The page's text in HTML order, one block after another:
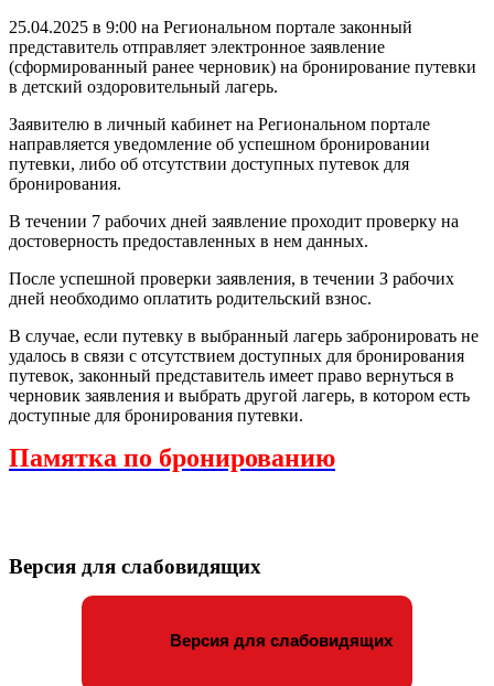
25.04.2025 в 9:00 на Региональном портале законный
представитель отправляет электронное заявление
(сформированный ранее черновик) на бронирование путевки
в детский оздоровительный лагерь.
Заявителю в личный кабинет на Региональном портале
направляется уведомление об успешном бронировании
путевки, либо об отсутствии доступных путевок для
бронирования.
В течении 7 рабочих дней заявление проходит проверку на
достоверность предоставленных в нем данных.
После успешной проверки заявления, в течении З рабочих
дней необходимо оплатить родительский взнос.
В случае, если путевку в выбранный лагерь забронировать не
удалось в связи с отсутствием доступных для бронирования
путевок, законный представитель имеет право вернуться в
черновик заявления и выбрать другой лагерь, в котором есть
доступные для бронирования путевки.
Памятка по бронированию
Версия для слабовидящих
Версия для слабовидящих